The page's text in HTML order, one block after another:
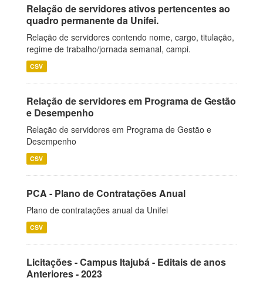
Relação de servidores ativos pertencentes ao
quadro permanente da Unifei.
Relação de servidores contendo nome, cargo, titulação,
regime de trabalho/jornada semanal, campi.
CSV
Relação de servidores em Programa de Gestão
e Desempenho
Relação de servidores em Programa de Gestão e
Desempenho
CSV
PCA - Plano de Contratações Anual
Plano de contratações anual da Unifei
CSV
Licitações - Campus Itajubá - Editais de anos
Anteriores - 2023